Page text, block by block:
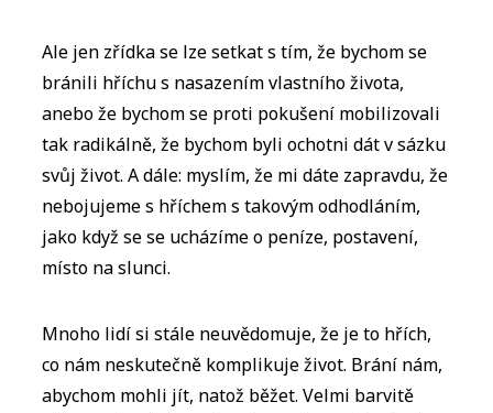
Ale jen zřídka se lze setkat s tím, že bychom se
bránili hříchu s nasazením vlastního života,
anebo že bychom se proti pokušení mobilizovali
tak radikálně, že bychom byli ochotni dát v sázku
svůj život. A dále: myslím, že mi dáte zapravdu, že
nebojujeme s hříchem s takovým odhodláním,
jako když se se ucházíme o peníze, postavení,
místo na slunci.
Mnoho lidí si stále neuvědomuje, že je to hřích,
co nám neskutečně komplikuje život. Brání nám,
abychom mohli jít, natož běžet. Velmi barvitě